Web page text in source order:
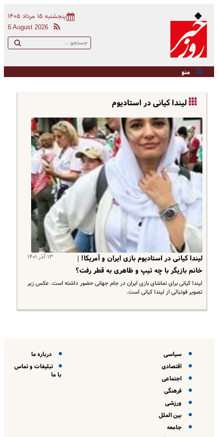
پنجشنبه ۱۵ مرداد ۱۴۰۵
6 August 2026
منو
لیندا کیانی در استادیوم
۱۳ آذر ۱۴۰۱
لیندا کیانی در استادیوم بازی ایران و آمریکا! |
خانم بازیگر با چه تیپ و ظاهری به قطر رفت؟
لیندا کیانی برای تماشای بازی ایران در جام جهانی حضور داشته است. عکس زیر
تصویر فوتبالی از لیندا کیانی است.
سیاسی
اقتصادی
اجتماعی
فرهنگی
ورزشی
بین الملل
جامعه
درباره ما
تبلیغات و تماس
با ما